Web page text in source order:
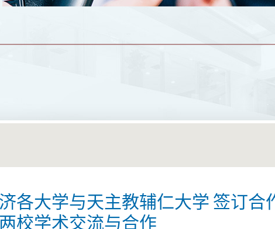
各大学与天主教辅仁大学 签订合
校学术交流与合作